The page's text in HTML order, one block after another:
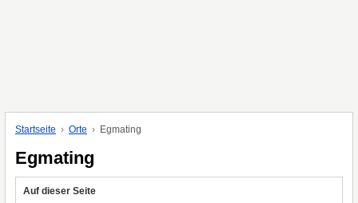
Startseite Orte Egmating
Egmating
Auf dieser Seite